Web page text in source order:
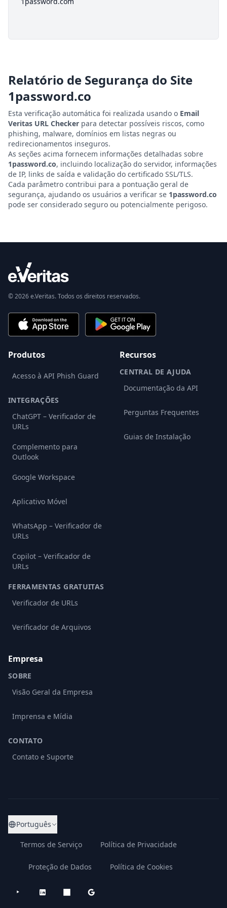
Relatório de Segurança do Site
1password.co
Esta verificação automática foi realizada usando o Email
Veritas URL Checker para detectar possíveis riscos, como
phishing, malware, domínios em listas negras ou
redirecionamentos inseguros.
As seções acima fornecem informações detalhadas sobre
1password.co, incluindo localização do servidor, informações
de IP, links de saída e validação do certificado SSL/TLS.
Cada parâmetro contribui para a pontuação geral de
segurança, ajudando os usuários a verificar se 1password.co
pode ser considerado seguro ou potencialmente perigoso.
© 2026 e.Veritas. Todos os direitos reservados.
Produtos
Acesso à API Phish Guard
INTEGRAÇÕES
ChatGPT – Verificador de
URLs
Complemento para
Outlook
Google Workspace
Aplicativo Móvel
WhatsApp – Verificador de
URLs
Copilot – Verificador de
URLs
FERRAMENTAS GRATUITAS
Verificador de URLs
Verificador de Arquivos
Recursos
CENTRAL DE AJUDA
Documentação da API
Perguntas Frequentes
Guias de Instalação
Empresa
SOBRE
Visão Geral da Empresa
Imprensa e Mídia
CONTATO
Contato e Suporte
Português
Termos de Serviço Política de Privacidade
Proteção de Dados Política de Cookies